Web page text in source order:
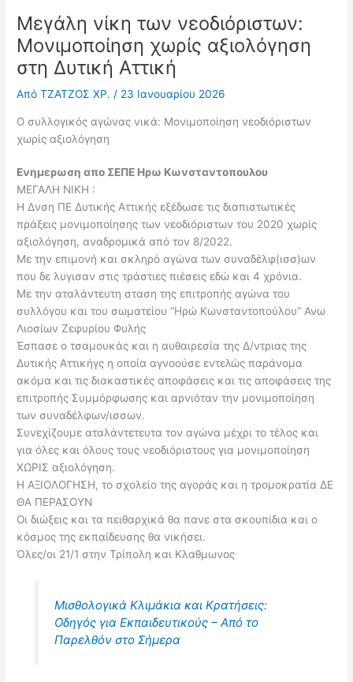
Μεγάλη νίκη των νεοδιόριστων:
Μονιμοποίηση χωρίς αξιολόγηση
στη Δυτική Αττική
ΑπόΤΖΑΤΖΟΣ ΧΡ./ 23 Ιανουαρίου 2026
Ο συλλογικός αγώνας νικά: Μονιμοποίηση νεοδιόριστων
χωρίς αξιολόγηση
Ενημερωση απο ΣΕΠΕ Ηρω Κωνσταντοπουλου
ΜΕΓΑΛΗ ΝΙΚΗ :
Η Δνση ΠΕ Δυτικής Αττικής εξέδωσε τις διαπιστωτικές
πράξεις μονιμοποίησης των νεοδιόριστων του 2020 χωρίς
αξιολόγηση, αναδρομικά από τον 8/2022.
Με την επιμονή και σκληρό αγώνα των συναδέλφ(ισσ)ων
που δε λυγισαν στις τράστιες πιέσεις εδώ και 4 χρόνια.
Με την αταλάντευτη σταση της επιτροπής αγώνα του
συλλόγου και του σωματείου “Ηρώ Κωνσταντοπούλου” Ανω
Λιοσίων Ζεφυρίου Φυλής
Έσπασε ο τσαμουκάς και η αυθαιρεσία της Δ/ντριας της
Δυτικής Αττικήγς η οποία αγνοούσε εντελώς παράνομα
ακόμα και τις διακαστικές αποφάσεις και τις αποφάσεις της
επιτροπής Συμμόρφωσης και αρνιόταν την μονιμοποίηση
των συναδέλφων/ισσων.
Συνεχίζουμε αταλάντετευτα τον αγώνα μέχρι το τέλος και
για όλες και όλους τους νεοδιόριστους για μονιμοποίηση
ΧΩΡΙΣ αξιολόγηση.
Η ΑΞΙΟΛΟΓΗΣΗ, το σχολείο της αγοράς και η τρομοκρατία ΔΕ
ΘΑ ΠΕΡΑΣΟΥΝ
Οι διώξεις και τα πειθαρχικά θα πανε στα σκουπίδια και ο
κόσμος της εκπαίδευσης θα νικήσει.
Όλες/οι 21/1 στην Τρίπολη και Κλαθμωνος
Μισθολογικά Κλιμάκια και Κρατήσεις:
Οδηγός για Εκπαιδευτικούς – Από το
Παρελθόν στο Σήμερα